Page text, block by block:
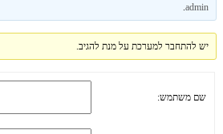
admin
.
יש להתחבר למערכת על מנת להגיב.
שם משתמש: